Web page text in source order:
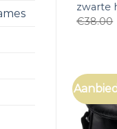
zwarte
€38.00